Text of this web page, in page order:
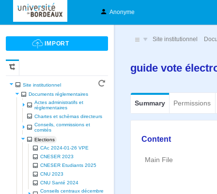
Anonyme
Site institutionnel
Documents réglementaires
Actes administratifs et
réglementaires
Chartes et schèmas directeurs
Conseils, commissions et
comités
Elections
CAc 2024-01-26 VPE
CNESER 2023
CNESER Etudiants 2025
CNU 2023
CNU Santé 2024
Conseils centraux décembre
Site institutionnel
guide vote
Summary Permissions
Content
Main File